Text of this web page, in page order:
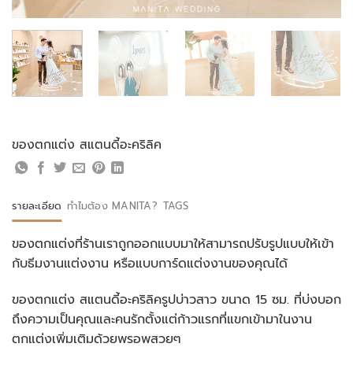
ของตกแต่ง สแตนดี้อะคริลิค
รายละเอียด ทำไมต้อง MANITA? TAGS
ของตกแต่งที่ร้านเราถูกออกแบบมาให้สามารถปรับรูปแบบให้เข้า
กับธีมงานแต่งงาน หรือแบบการ์ดแต่งงานของคุณได้
ของตกแต่ง สแตนดี้อะคริลิครูปบ่าวสาว ขนาด 15 ซม. ที่บ่งบอก
ถึงความเป็นคุณและคนรักตั้งแต่ก้าวแรกที่แขกเข้ามาในงาน
ตกแต่งเพิ่มเติมด้วยพรอพสวยๆ